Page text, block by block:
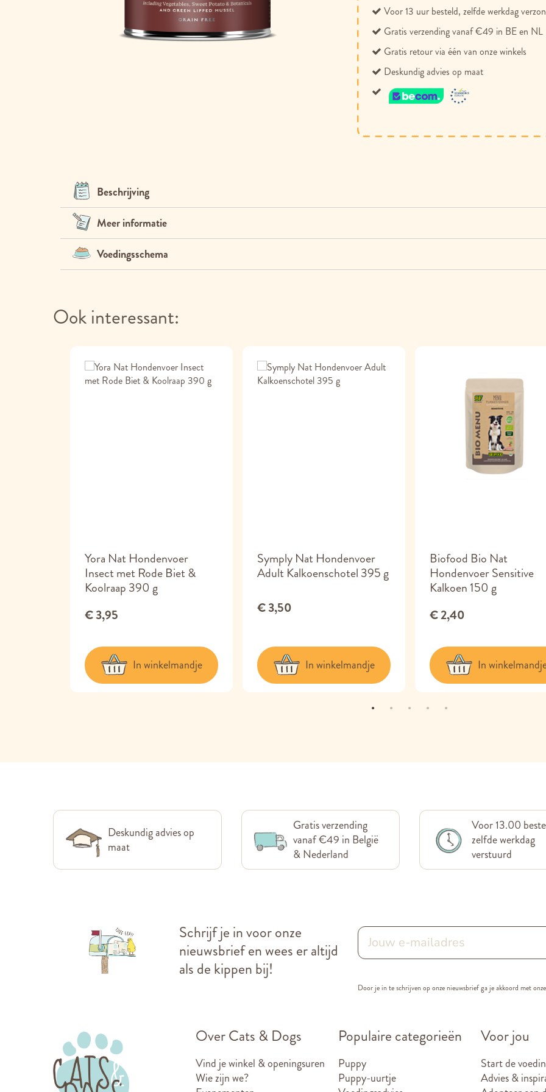
Voor 13 uur besteld, zelfde werkdag
Gratis verzending vanaf €49 in BE en NL
Gratis retour via één van onze winkels
Deskundig advies op maat
Beschrijving
Meer informatie
Voedingsschema
Ook interessant:
Yora Nat Hondenvoer
Insect met Rode Biet &
Koolraap 390 g
€ 3,95
In winkelmandje
Symply Nat Hondenvoer
Adult Kalkoenschotel 395 g
€ 3,50
In winkelmandje
Biofood Bio Nat
Hondenvoer Sensitive
Kalkoen 150 g
€ 2,40
In
Deskundig advies op
maat
Gratis verzending
vanaf €49 in België
& Nederland
Voor 13.00
zelfde werkdag
verstuurd
Schrijf je in voor onze
nieuwsbrief en wees er altijd
als de kippen bij!
Door je in te schrijven op onze nieuwsbrief ga je akkoord met
Over Cats & Dogs
Vind je winkel & openingsuren
Wie zijn we?
Populaire categorieën
Puppy
Puppy-uurtje
Voor jou
Start de
Advies &